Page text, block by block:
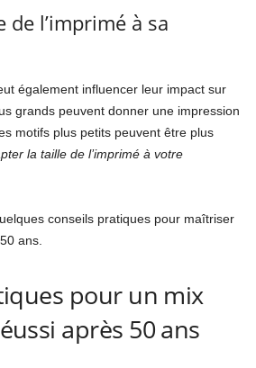
l’imprimé à sa
également influencer leur impact sur
grands peuvent donner une impression
motifs plus petits peuvent être plus
la taille de l’imprimé à votre
conseils pratiques pour maîtriser
ans.
pour un mix
après 50 ans